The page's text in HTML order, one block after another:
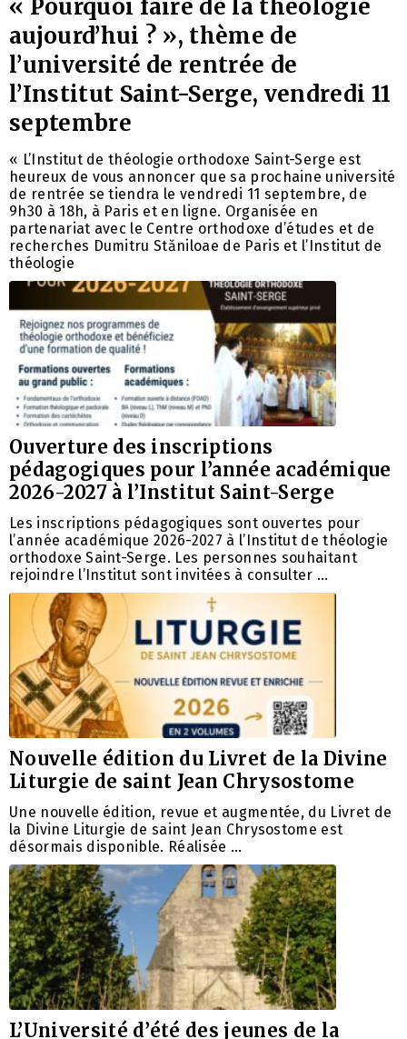
« Pourquoi faire de la théologie
aujourd’hui ? », thème de
l’université de rentrée de
l’Institut Saint-Serge, vendredi 11
septembre
« L’Institut de théologie orthodoxe Saint-Serge est
heureux de vous annoncer que sa prochaine université
de rentrée se tiendra le vendredi 11 septembre, de
9h30 à 18h, à Paris et en ligne. Organisée en
partenariat avec le Centre orthodoxe d’études et de
recherches Dumitru Stăniloae de Paris et l’Institut de
théologie
Ouverture des inscriptions
pédagogiques pour l’année académique
2026-2027 à l’Institut Saint-Serge
Les inscriptions pédagogiques sont ouvertes pour
l’année académique 2026-2027 à l’Institut de théologie
orthodoxe Saint-Serge. Les personnes souhaitant
rejoindre l’Institut sont invitées à consulter …
Nouvelle édition du Livret de la Divine
Liturgie de saint Jean Chrysostome
Une nouvelle édition, revue et augmentée, du Livret de
la Divine Liturgie de saint Jean Chrysostome est
désormais disponible. Réalisée …
L’Université d’été des jeunes de la